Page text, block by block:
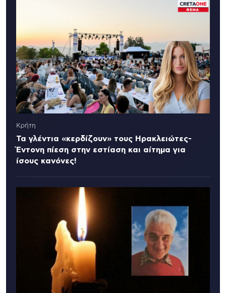
Κρήτη
Τα γλέντια «κερδίζουν» τους Ηρακλειώτες-
Έντονη πίεση στην εστίαση και αίτημα για
ίσους κανόνες!